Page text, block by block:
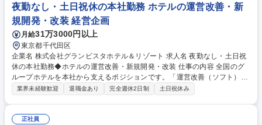
【ホテル予約/マネージャー候補】全国22ホテル管理/世界展開ホテルブラ
ンド
夜勤なし・土日祝休の本社勤務 ホテルの運営改善・新
規開発・改装 経営企画
月給31万3000円以上
東京都千代田区
企業名 株式会社グランビスタホテル＆リゾート 求人名 夜勤なし・土日祝
休の本社勤務◆ホテルの運営改善・新規開発・改装 仕事の内容 全国のグ
ループホテルを本社から支えるポジションです。「運営改善（ソフト）」
から「改装・新規開発（ハード）」まで、ホテルビジネスの全工程に携わ
画：客室や共有スペースの改修計画の立案、ターゲット層に合わせた内装
業界未経験歓迎 退職金あり 完全週休2日制 土日祝休み
正社員